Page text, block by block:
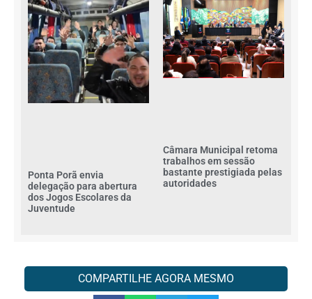
Ponta Porã envia
delegação para abertura
dos Jogos Escolares da
Juventude
Câmara Municipal retoma
trabalhos em sessão
bastante prestigiada pelas
autoridades
COMPARTILHE AGORA MESMO